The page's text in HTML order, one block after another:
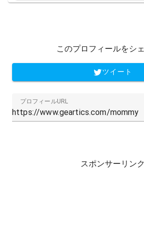
このプロフィールをシ
ツイート
プロフィールURL
スポンサーリンク